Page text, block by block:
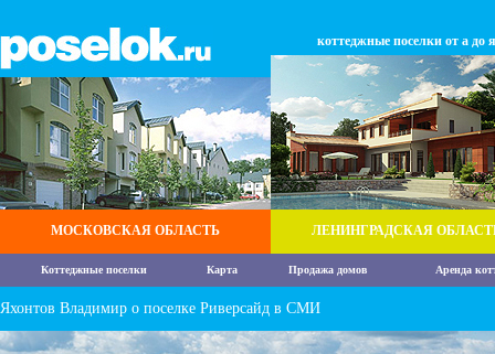
МОСКОВСКАЯ ОБЛАСТЬ
коттеджные поселки от а до я
ЛЕНИНГРАДСКАЯ
Коттеджные поселки Карта Продажа домов Аренда
Яхонтов Владимир о поселке Риверсайд в СМИ